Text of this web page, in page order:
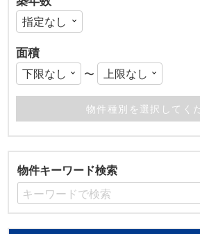
面積
〜
物件キーワード検索